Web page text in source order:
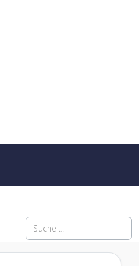
Suchen